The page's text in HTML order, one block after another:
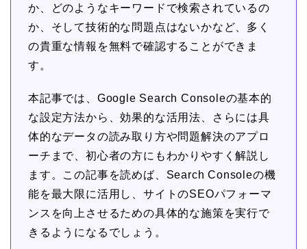
か、どのようなキーワードで検索されているの
か、そして技術的な問題点はないかなど、多く
の貴重な情報を無料で確認することができま
す。
本記事では、Google Search Consoleの基本的
な設定方法から、効果的な活用法、さらには具
体的なデータの読み取り方や問題解決のアプロ
ーチまで、初心者の方にもわかりやすく解説し
ます。この記事を読めば、Search Consoleの機
能を最大限に活用し、サイトのSEOパフォーマ
ンスを向上させるための具体的な施策を実行で
きるようになるでしょう。